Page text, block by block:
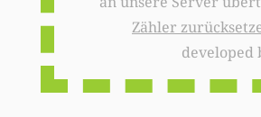
Zähler
developed